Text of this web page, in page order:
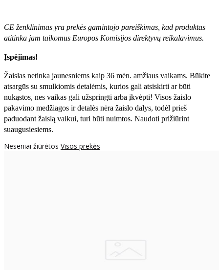
CE ženklinimas yra prekės gamintojo pareiškimas, kad produktas
atitinka jam taikomus Europos Komisijos direktyvų reikalavimus.
Įspėjimas!
Žaislas netinka jaunesniems kaip 36 mėn. amžiaus vaikams. Būkite
atsargūs su smulkiomis detalėmis, kurios gali atsiskirti ar būti
nukąstos, nes vaikas gali užspringti arba įkvėpti! Visos žaislо
pakavimo medžiagos ir detalės nėra žaislo dalys, todėl prieš
paduodant žaislą vaikui, turi būti nuimtos. Naudoti prižiūrint
suaugusiesiems.
Neseniai žiūrėtos Visos prekės